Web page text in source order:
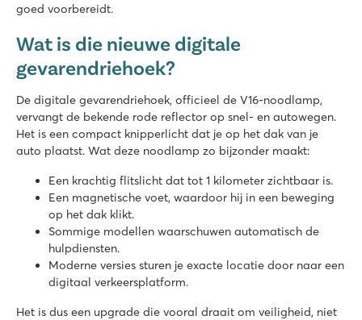
goed voorbereidt.
Wat is die nieuwe digitale
gevarendriehoek?
De digitale gevarendriehoek, officieel de V16-noodlamp,
vervangt de bekende rode reflector op snel- en autowegen.
Het is een compact knipperlicht dat je op het dak van je
auto plaatst. Wat deze noodlamp zo bijzonder maakt:
Een krachtig flitslicht dat tot 1 kilometer zichtbaar is.
Een magnetische voet, waardoor hij in een beweging
op het dak klikt.
Sommige modellen waarschuwen automatisch de
hulpdiensten.
Moderne versies sturen je exacte locatie door naar een
digitaal verkeersplatform.
Het is dus een upgrade die vooral draait om veiligheid, niet